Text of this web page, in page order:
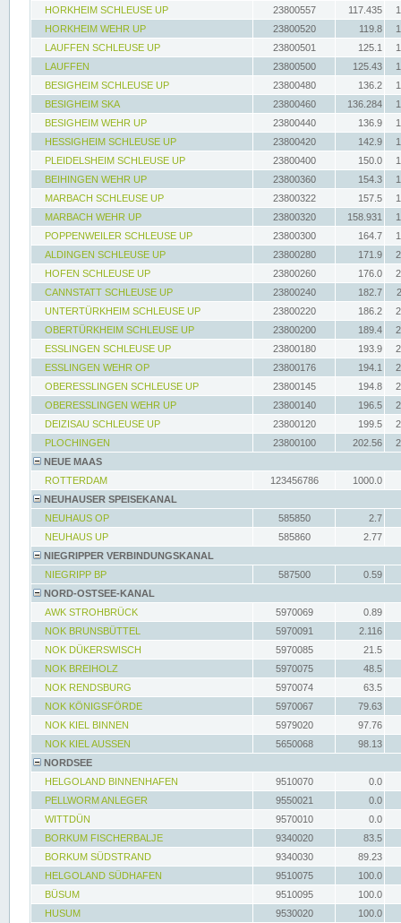
HORKHEIM SCHLEUSE UP
23800557 117.435
HORKHEIM WEHR UP
23800520 119.8
LAUFFEN SCHLEUSE UP
23800501 125.1
LAUFFEN
23800500 125.43
BESIGHEIM SCHLEUSE UP
23800480 136.2
BESIGHEIM SKA
23800460 136.284
BESIGHEIM WEHR UP
23800440 136.9
HESSIGHEIM SCHLEUSE UP
23800420 142.9
PLEIDELSHEIM SCHLEUSE UP
23800400 150.0
BEIHINGEN WEHR UP
23800360 154.3
MARBACH SCHLEUSE UP
23800322 157.5
MARBACH WEHR UP
23800320 158.931
POPPENWEILER SCHLEUSE UP
23800300 164.7
ALDINGEN SCHLEUSE UP
23800280 171.9
HOFEN SCHLEUSE UP
23800260 176.0
CANNSTATT SCHLEUSE UP
23800240 182.7
UNTERTÜRKHEIM SCHLEUSE UP
23800220 186.2
OBERTÜRKHEIM SCHLEUSE UP
23800200 189.4
ESSLINGEN SCHLEUSE UP
23800180 193.9
ESSLINGEN WEHR OP
23800176 194.1
OBERESSLINGEN SCHLEUSE UP
23800145 194.8
OBERESSLINGEN WEHR UP
23800140 196.5
DEIZISAU SCHLEUSE UP
23800120 199.5
PLOCHINGEN
23800100 202.56
NEUE MAAS
ROTTERDAM
123456786
1000.0
NEUHAUSER SPEISEKANAL
NEUHAUS OP
585850
2.7
NEUHAUS UP
585860
2.77
NIEGRIPPER VERBINDUNGSKANAL
NIEGRIPP BP
587500
0.59
NORD-OSTSEE-KANAL
AWK STROHBRÜCK
5970069
0.89
NOK BRUNSBÜTTEL
5970091
2.116
NOK DÜKERSWISCH
5970085
21.5
NOK BREIHOLZ
5970075
48.5
NOK RENDSBURG
5970074
63.5
NOK KÖNIGSFÖRDE
5970067
79.63
NOK KIEL BINNEN
5979020
97.76
NOK KIEL AUSSEN
5650068
98.13
NORDSEE
HELGOLAND BINNENHAFEN
9510070
0.0
PELLWORM ANLEGER
9550021
0.0
WITTDÜN
9570010
0.0
BORKUM FISCHERBALJE
9340020
83.5
BORKUM SÜDSTRAND
9340030
89.23
HELGOLAND SÜDHAFEN
9510075
100.0
BÜSUM
9510095
100.0
HUSUM
9530020 100.0